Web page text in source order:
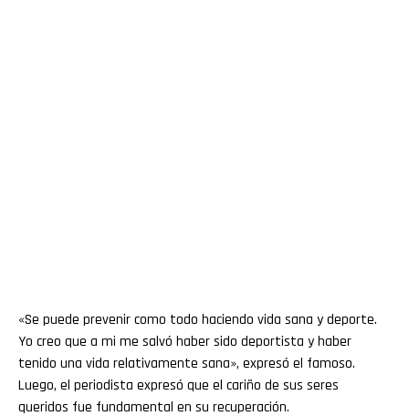
«Se puede prevenir como todo haciendo vida sana y deporte.
Yo creo que a mi me salvó haber sido deportista y haber
tenido una vida relativamente sana», expresó el famoso.
Luego, el periodista expresó que el cariño de sus seres
queridos fue fundamental en su recuperación.